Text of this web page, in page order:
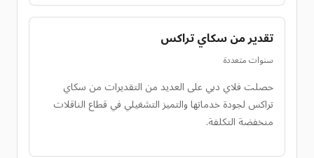
تقدير من سكاي تراكس
سنوات متعددة
حصلت فلاي دبي على العديد من التقديرات من سكاي
تراكس لجودة خدماتها والتميز التشغيلي في قطاع الناقلات
منخفضة التكلفة.